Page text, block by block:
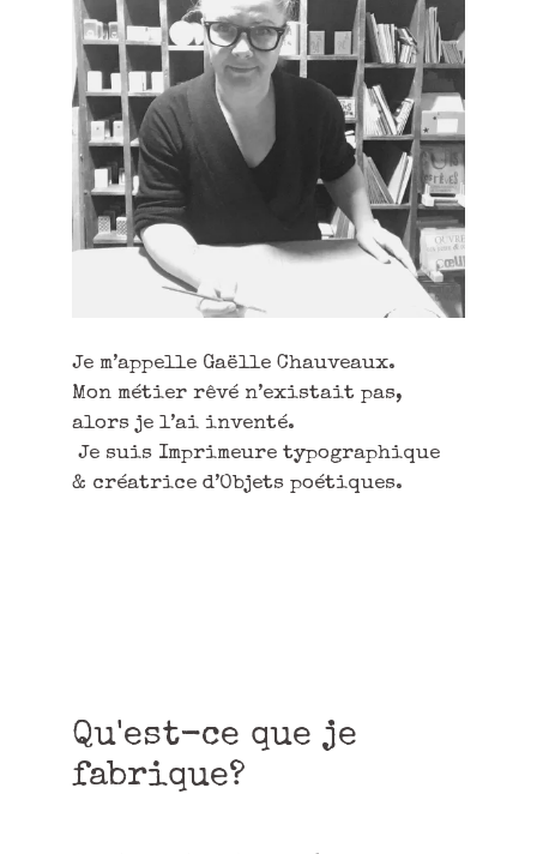
Je m’appelle Gaëlle Chauveaux.
Mon métier rêvé n’existait pas,
alors je l’ai inventé.
Je suis Imprimeure typographique
& créatrice d’Objets poétiques.
Qu'est-ce que je
fabrique?